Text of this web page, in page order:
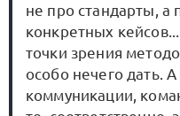
не про стандарты, а
конкретных
точки зрения
особо нечего дать. А
коммуникации,